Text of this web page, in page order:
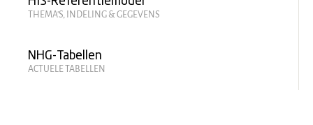
THEMA'S, INDELING & GEGEVENS
NHG-Tabellen
ACTUELE TABELLEN